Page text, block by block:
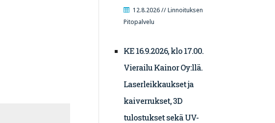
12.8.2026 // Linnoituksen
Pitopalvelu
KE 16.9.2026, klo 17.00.
Vierailu Kainor Oy:llä.
Laserleikkaukset ja
kaiverrukset, 3D
tulostukset sekä UV-